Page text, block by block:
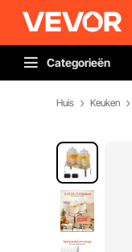
Categorieën
Huis Keuken